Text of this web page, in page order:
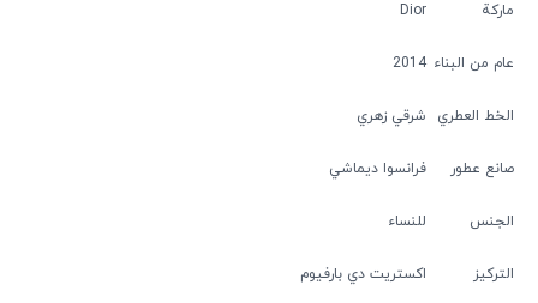
ماركة Dior
عام من البناء 2014
الخط العطري شرقي زهري
صانع عطور فرانسوا ديماشي
الجنس للنساء
التركيز اكستريت دي بارفيوم